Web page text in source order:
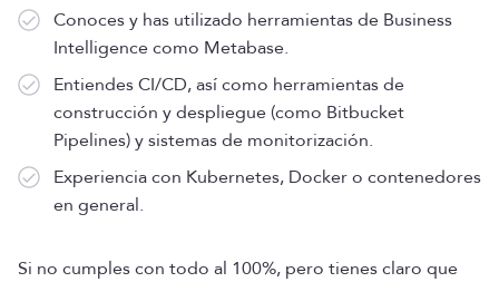
Conoces y has utilizado herramientas de Business
Intelligence como Metabase.
Entiendes CI/CD, así como herramientas de
construcción y despliegue (como Bitbucket
Pipelines) y sistemas de monitorización.
Experiencia con Kubernetes, Docker o contenedores
en general.
Si no cumples con todo al 100%, pero tienes claro que